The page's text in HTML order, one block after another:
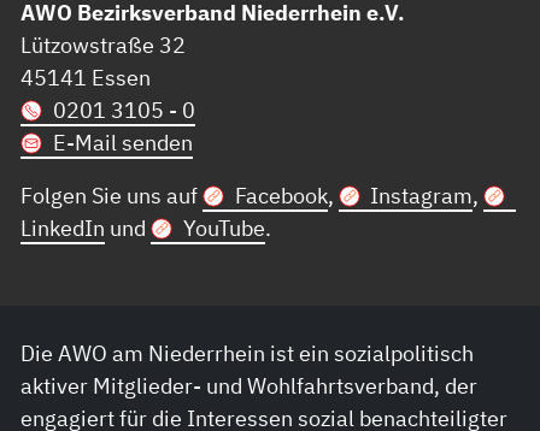
AWO Bezirksverband Niederrhein e.V.
Lützowstraße 32
45141 Essen
0201 3105 - 0
E-Mail senden
Folgen Sie uns auf
Facebook, Instagram,
LinkedIn und YouTube.
Die AWO am Niederrhein ist ein sozialpolitisch
aktiver Mitglieder- und Wohlfahrtsverband, der
engagiert für die Interessen sozial benachteiligter